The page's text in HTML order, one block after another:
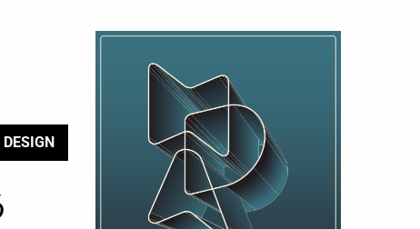
DESIGN